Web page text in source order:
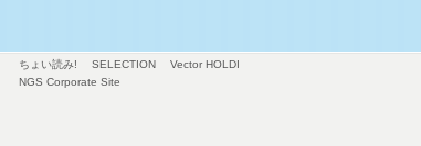
ちょい読み! SELECTION
Vector HOLDI
NGS Corporate Site